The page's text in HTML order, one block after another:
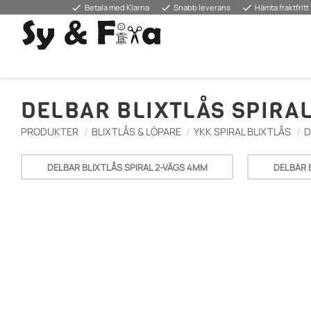
done Betala med Klarna done Snabb leverans done Hämta fraktfritt
DELBAR BLIXTLÅS
PRODUKTER BLIXTLÅS & LÖPARE YKK SPIRAL BLIXTLÅS
DELBAR BLIXTLÅS SPIRAL 2-VÄGS 4MM DELBAR